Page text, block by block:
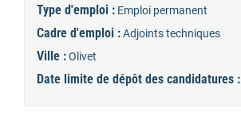
Type d'emploi : Emploi permanent
Cadre d'emploi :Adjoints techniques
Ville :Olivet
Date limite de dépôt des candidatures :